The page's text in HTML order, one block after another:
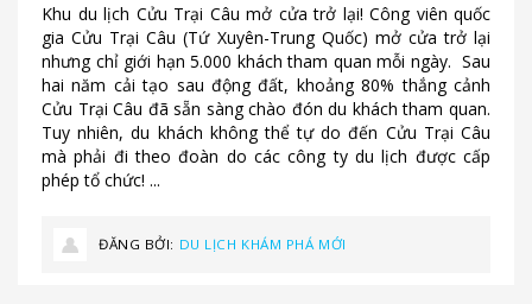
Khu du lịch Cửu Trại Câu mở cửa trở lại! Công viên quốc
gia Cửu Trại Câu (Tứ Xuyên-Trung Quốc) mở cửa trở lại
nhưng chỉ giới hạn 5.000 khách tham quan mỗi ngày. Sau
hai năm cải tạo sau động đất, khoảng 80% thắng cảnh
Cửu Trại Câu đã sẵn sàng chào đón du khách tham quan.
Tuy nhiên, du khách không thể tự do đến Cửu Trại Câu
mà phải đi theo đoàn do các công ty du lịch được cấp
phép tổ chức! ...
ĐĂNG BỞI: DU LỊCH KHÁM PHÁ MỚI